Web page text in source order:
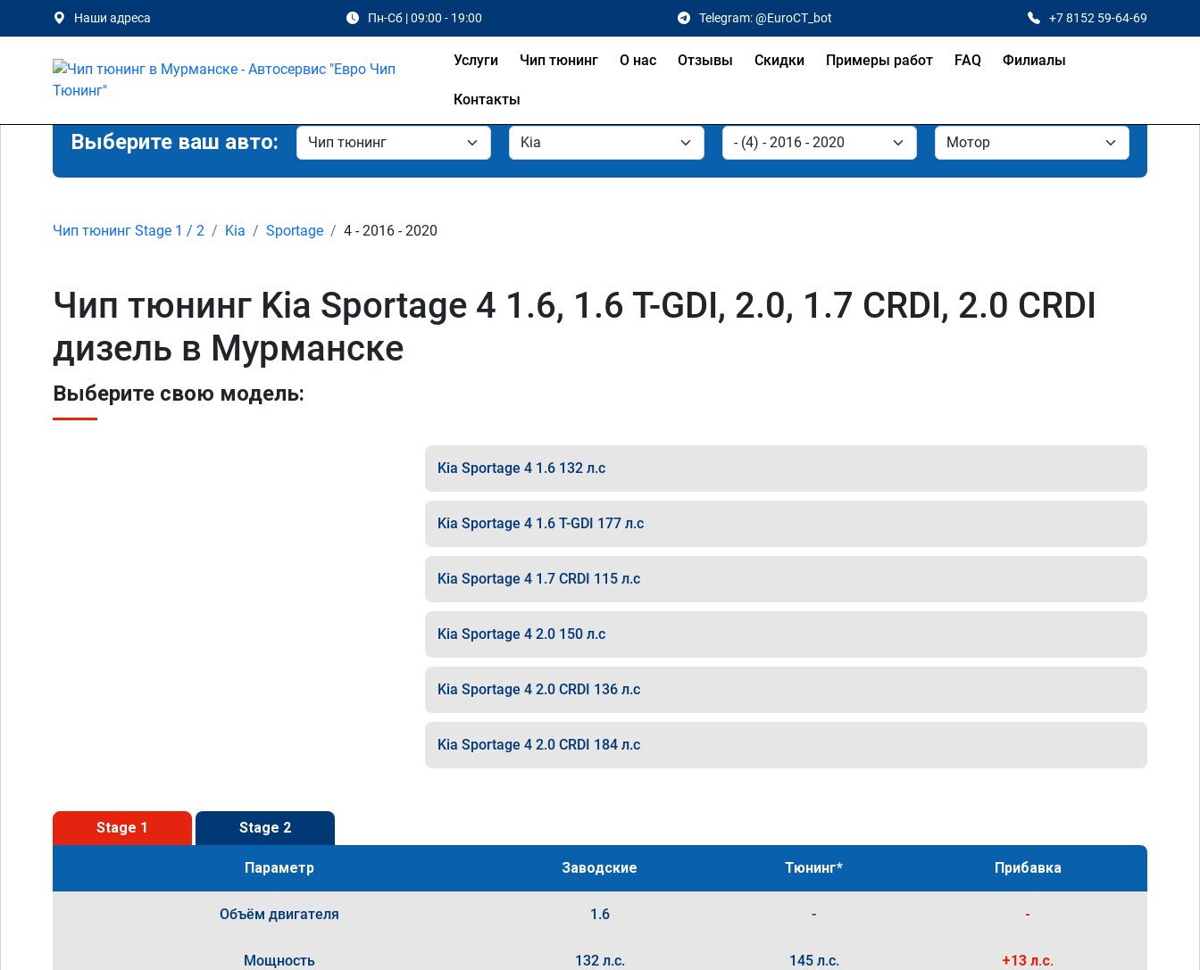
Наши адреса Пн-Сб | 09:00 - 19:00 Telegram: @EuroCT_bot +7 8152 59-64-69
Услуги Чип тюнинг О нас Отзывы Скидки Примеры работ FAQ Филиалы
Контакты
Выберите ваш авто:
Чип тюнинг Stage 1 / 2 Kia Sportage 4 - 2016 - 2020
Чип тюнинг Kia Sportage 4 1.6, 1.6 T-GDI, 2.0, 1.7 CRDI, 2.0 CRDI
дизель в Мурманске
Выберите свою модель:
Kia Sportage 4 1.6 132 л.с
Kia Sportage 4 1.6 T-GDI 177 л.с
Kia Sportage 4 1.7 CRDI 115 л.с
Kia Sportage 4 2.0 150 л.с
Kia Sportage 4 2.0 CRDI 136 л.с
Kia Sportage 4 2.0 CRDI 184 л.с
Stage 1 Stage 2
Параметр Заводские Тюнинг* Прибавка
Объём двигателя 1.6 - -
Мощность 132 л.с. 145 л.с. +13 л.с.